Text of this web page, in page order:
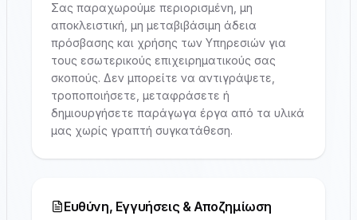
Σας παραχωρούμε περιορισμένη, μη
αποκλειστική, μη μεταβιβάσιμη άδεια
πρόσβασης και χρήσης των Υπηρεσιών για
τους εσωτερικούς επιχειρηματικούς σας
σκοπούς. Δεν μπορείτε να αντιγράψετε,
τροποποιήσετε, μεταφράσετε ή
δημιουργήσετε παράγωγα έργα από τα υλικά
μας χωρίς γραπτή συγκατάθεση.
Ευθύνη, Εγγυήσεις & Αποζημίωση